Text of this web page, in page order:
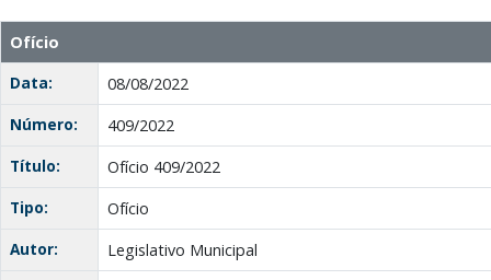
Ofício
Data:
08/08/2022
Número:
409/2022
Título:
Ofício 409/2022
Tipo:
Ofício
Autor:
Legislativo Municipal